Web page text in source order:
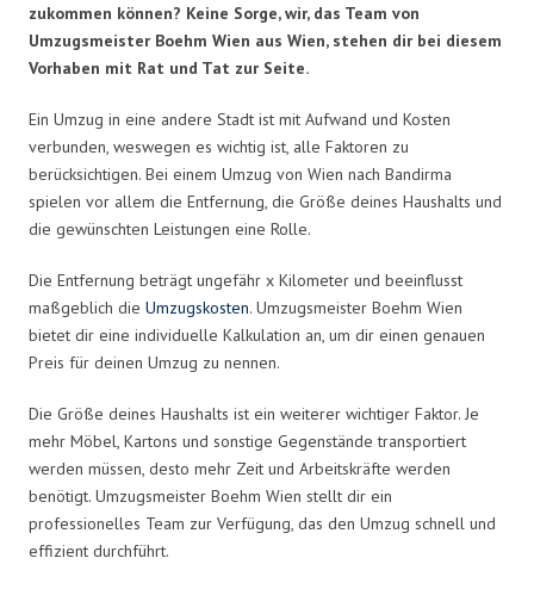
zukommen können? Keine Sorge, wir, das Team von
Umzugsmeister Boehm Wien aus Wien, stehen dir bei diesem
Vorhaben mit Rat und Tat zur Seite.
Ein Umzug in eine andere Stadt ist mit Aufwand und Kosten
verbunden, weswegen es wichtig ist, alle Faktoren zu
berücksichtigen. Bei einem Umzug von Wien nach Bandirma
spielen vor allem die Entfernung, die Größe deines Haushalts und
die gewünschten Leistungen eine Rolle.
Die Entfernung beträgt ungefähr x Kilometer und beeinflusst
maßgeblich die Umzugskosten. Umzugsmeister Boehm Wien
bietet dir eine individuelle Kalkulation an, um dir einen genauen
Preis für deinen Umzug zu nennen.
Die Größe deines Haushalts ist ein weiterer wichtiger Faktor. Je
mehr Möbel, Kartons und sonstige Gegenstände transportiert
werden müssen, desto mehr Zeit und Arbeitskräfte werden
benötigt. Umzugsmeister Boehm Wien stellt dir ein
professionelles Team zur Verfügung, das den Umzug schnell und
effizient durchführt.